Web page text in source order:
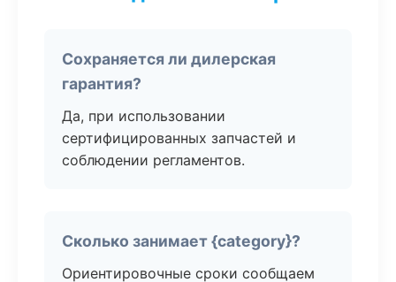
Сохраняется ли дилерская
гарантия?
Да, при использовании
сертифицированных запчастей и
соблюдении регламентов.
Сколько занимает {category}?
Ориентировочные сроки сообщаем